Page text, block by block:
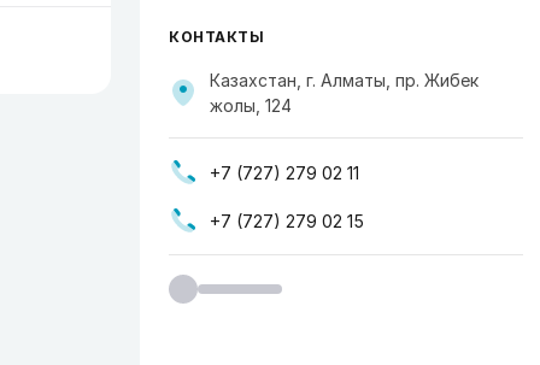
КОНТАКТЫ
Казахстан, г. Алматы, пр. Жибек
жолы, 124
+7 (727) 279 02 11
+7 (727) 279 02 15